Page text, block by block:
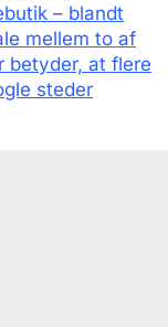
– blandt
mellem to af
betyder, at flere
steder